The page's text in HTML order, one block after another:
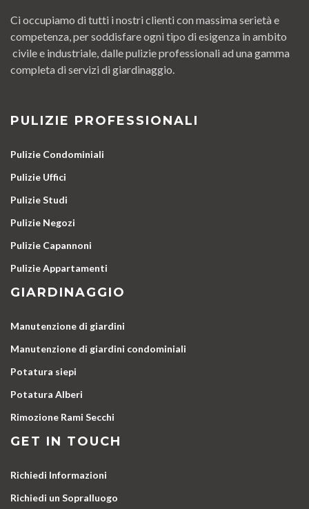
Ci occupiamo di tutti i nostri clienti con massima serietà e
competenza, per soddisfare ogni tipo di esigenza in ambito
civile e industriale, dalle pulizie professionali ad una gamma
completa di servizi di giardinaggio.
PULIZIE PROFESSIONALI
Pulizie Condominiali
Pulizie Uffici
Pulizie Studi
Pulizie Negozi
Pulizie Capannoni
Pulizie Appartamenti
GIARDINAGGIO
Manutenzione di giardini
Manutenzione di giardini condominiali
Potatura siepi
Potatura Alberi
Rimozione Rami Secchi
GET IN TOUCH
Richiedi Informazioni
Richiedi un Sopralluogo